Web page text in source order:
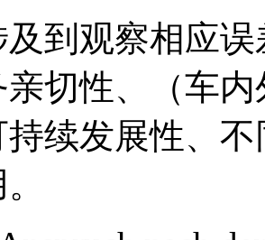
到观察相应
切性、（车
续发展性、